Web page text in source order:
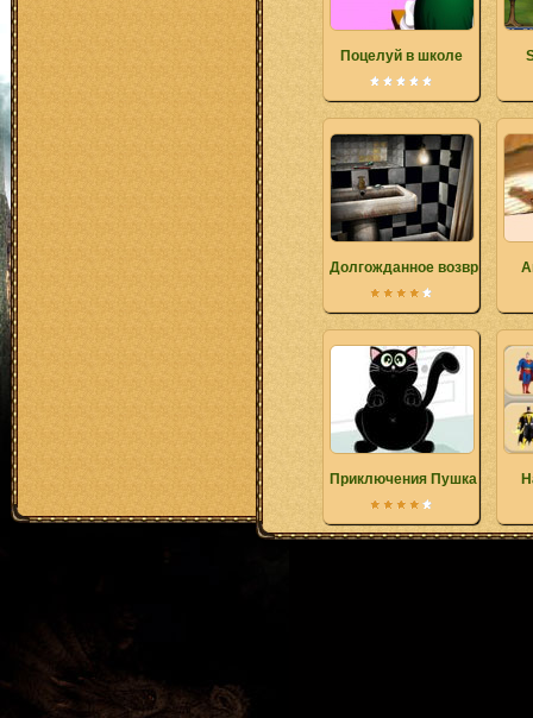
Поцелуй в школе
Долгожданное возвращение
Приключения Пушка на